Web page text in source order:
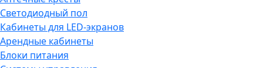
Светодиодный пол
Кабинеты для LED-экранов
Арендные кабинеты
Блоки питания